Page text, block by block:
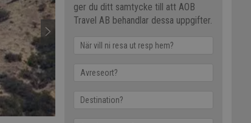
ger du ditt samtycke till att AOB
Travel AB behandlar dessa uppgifter.